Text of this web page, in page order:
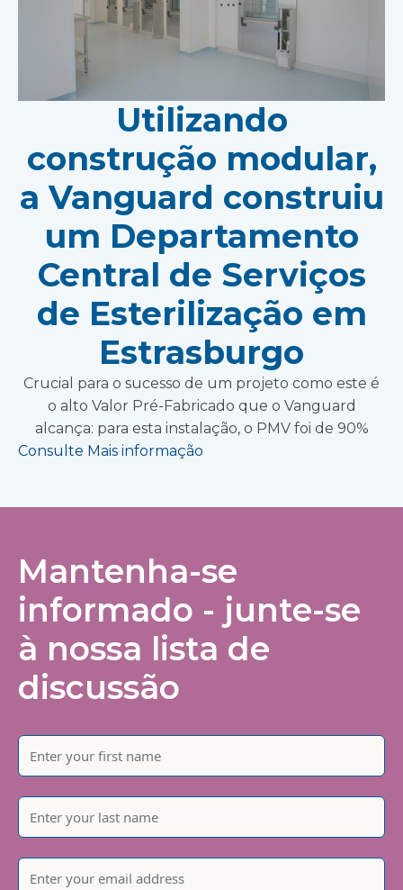
Utilizando
construção modular,
a Vanguard construiu
um Departamento
Central de Serviços
de Esterilização em
Estrasburgo
Crucial para o sucesso de um projeto como este é
o alto Valor Pré-Fabricado que o Vanguard
alcança: para esta instalação, o PMV foi de 90%
Consulte Mais informação
Mantenha-se
informado - junte-se
à nossa lista de
discussão